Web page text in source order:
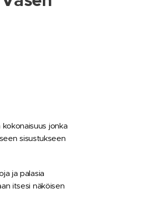
jonka
sisustukseen
ja palasia
itsesi näköisen